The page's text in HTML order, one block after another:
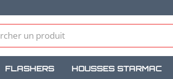
FLASHERS HOUSSES STARMAC